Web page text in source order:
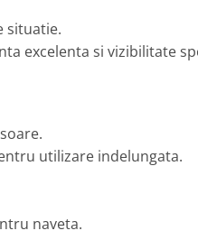
situatie.
excelenta si vizibilitate
utilizare indelungata.
naveta.